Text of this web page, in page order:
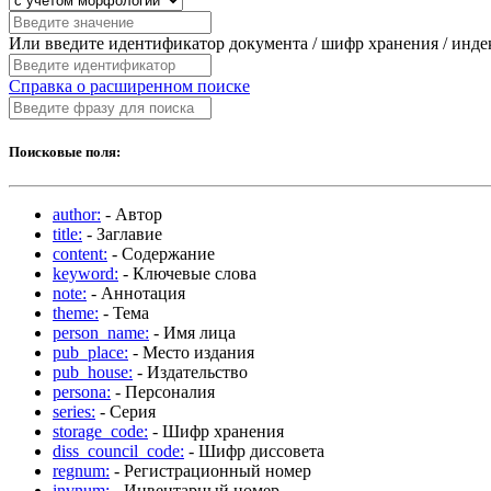
Или введите идентификатор документа / шифр хранения /
Справка о расширенном поиске
Поисковые поля:
author: - Автор
title: - Заглавие
content: - Содержание
keyword: - Ключевые слова
note: - Аннотация
theme: - Тема
person_name: - Имя лица
pub_place: - Место издания
pub_house: - Издательство
persona: - Персоналия
series: - Серия
storage_code: - Шифр хранения
diss_council_code: - Шифр диссовета
regnum: - Регистрационный номер